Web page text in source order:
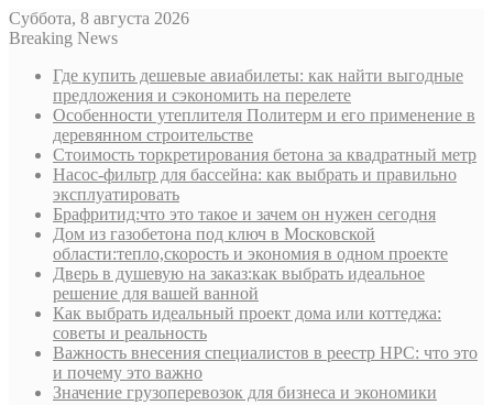
Суббота, 8 августа 2026
Breaking News
Где купить дешевые авиабилеты: как найти выгодные
предложения и сэкономить на перелете
Особенности утеплителя Политерм и его применение в
деревянном строительстве
Стоимость торкретирования бетона за квадратный метр
Насос-фильтр для бассейна: как выбрать и правильно
эксплуатировать
Брафритид:что это такое и зачем он нужен сегодня
Дом из газобетона под ключ в Московской
области:тепло,скорость и экономия в одном проекте
Дверь в душевую на заказ:как выбрать идеальное
решение для вашей ванной
Как выбрать идеальный проект дома или коттеджа:
советы и реальность
Важность внесения специалистов в реестр НРС: что это
и почему это важно
Значение грузоперевозок для бизнеса и экономики